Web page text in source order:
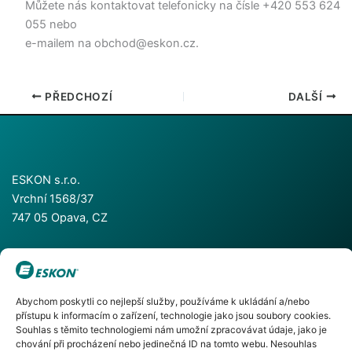
Abychom poskytli co nejlepší služby, používáme k ukládání a/nebo
přístupu k informacím o zařízení, technologie jako jsou soubory cookies.
Souhlas s těmito technologiemi nám umožní zpracovávat údaje, jako je
chování při procházení nebo jedinečná ID na tomto webu. Nesouhlas
Můžete nás kontaktovat telefonicky na čísle +420 553 624
055 nebo
e-mailem na obchod@eskon.cz.
PŘEDCHOZÍ DALŠÍ
ESKON s.r.o.
Vrchní 1568/37
747 05 Opava, CZ
+420 553 786 811
info@eskon.cz